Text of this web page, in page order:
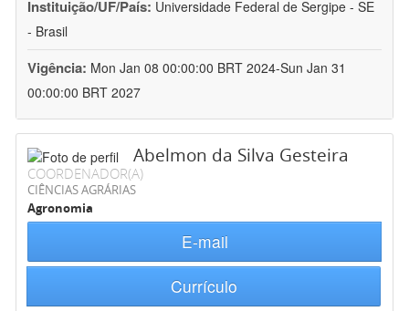
Instituição/UF/País: Universidade Federal de Sergipe - SE
- Brasil
Vigência: Mon Jan 08 00:00:00 BRT 2024-Sun Jan 31
00:00:00 BRT 2027
Abelmon da Silva Gesteira
COORDENADOR(A)
CIÊNCIAS AGRÁRIAS
Agronomia
E-mail
Currículo